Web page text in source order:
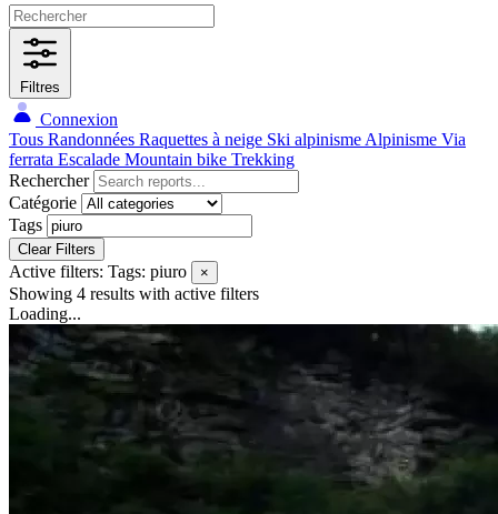
Filtres
Connexion
Tous Randonnées Raquettes à neige Ski alpinisme Alpinisme Via
ferrata Escalade Mountain bike Trekking
Rechercher
Catégorie
Tags
Clear Filters
Active filters: Tags: piuro ×
Showing 4 results with active filters
Loading...